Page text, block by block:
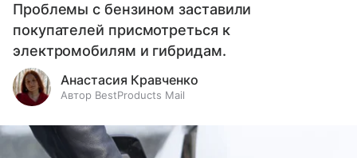
Проблемы с бензином заставили
покупателей присмотреться к
электромобилям и гибридам.
Анастасия Кравченко
Автор BestProducts Mail